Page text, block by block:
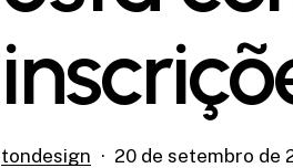
tondesign 20 de setembro de